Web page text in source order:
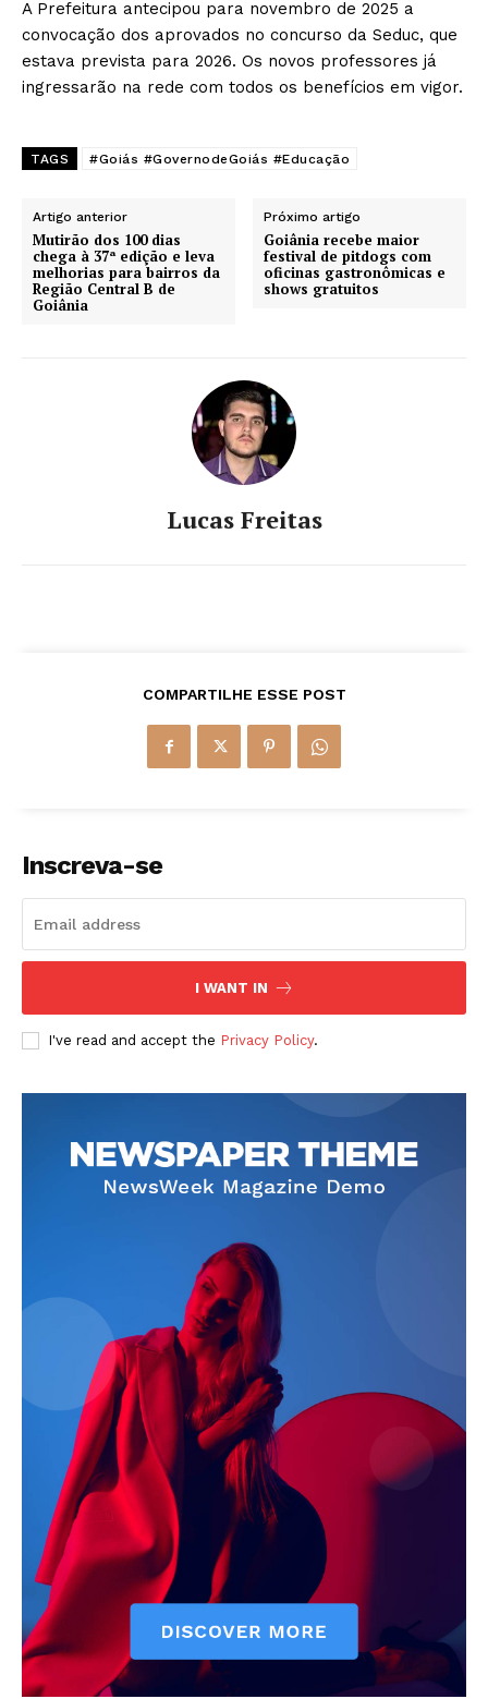
A Prefeitura antecipou para novembro de 2025 a
convocação dos aprovados no concurso da Seduc, que
estava prevista para 2026. Os novos professores já
ingressarão na rede com todos os benefícios em vigor.
TAGS #Goiás #GovernodeGoiás #Educação
Artigo anterior
Mutirão dos 100 dias
chega à 37ª edição e leva
melhorias para bairros da
Região Central B de
Goiânia
Próximo artigo
Goiânia recebe maior
festival de pitdogs com
oficinas gastronômicas e
shows gratuitos
Lucas Freitas
COMPARTILHE ESSE POST
Inscreva-se
I WANT IN
I've read and accept the Privacy Policy.